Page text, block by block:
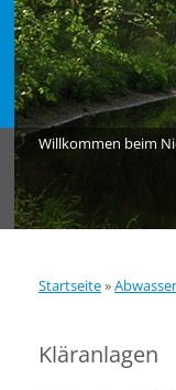
Willkommen beim
Startseite»Abwasser
Kläranlagen